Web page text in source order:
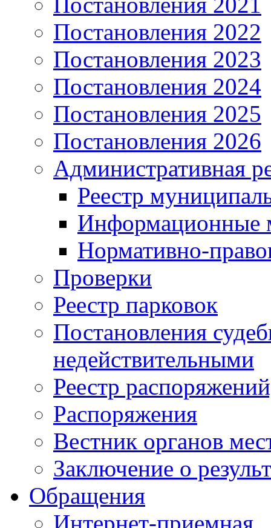
Постановления 2022
Постановления 2023
Постановления 2024
Постановления 2025
Постановления 2026
Административная
Реестр
Информационные
Нормативно-
Проверки
Реестр парковок
Постановления
недействительными
Реестр
Распоряжения
Вестник органов
Заключение о
Обращения
Интернет-приемная